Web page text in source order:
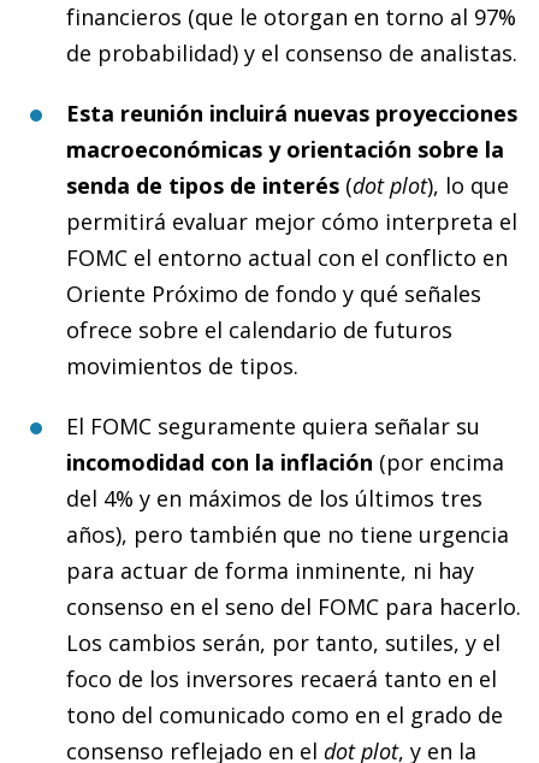
financieros (que le otorgan en torno al 97%
de probabilidad) y el consenso de analistas.
Esta reunión incluirá nuevas proyecciones
macroeconómicas y orientación sobre la
senda de tipos de interés (dot plot), lo que
permitirá evaluar mejor cómo interpreta el
FOMC el entorno actual con el conflicto en
Oriente Próximo de fondo y qué señales
ofrece sobre el calendario de futuros
movimientos de tipos.
El FOMC seguramente quiera señalar su
incomodidad con la inflación (por encima
del 4% y en máximos de los últimos tres
años), pero también que no tiene urgencia
para actuar de forma inminente, ni hay
consenso en el seno del FOMC para hacerlo.
Los cambios serán, por tanto, sutiles, y el
foco de los inversores recaerá tanto en el
tono del comunicado como en el grado de
consenso reflejado en el dot plot, y en la